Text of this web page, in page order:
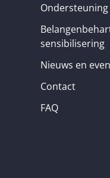
Ondersteuning
sensibilisering
Nieuws en
Contact
FAQ